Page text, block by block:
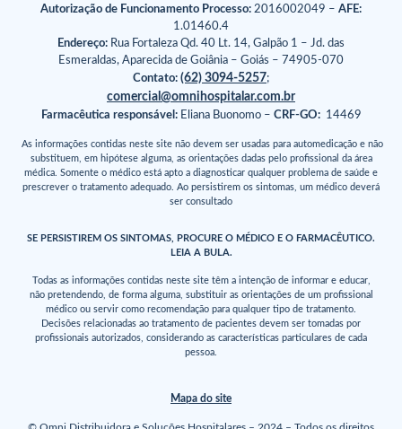
Autorização de Funcionamento Processo: 2016002049 – AFE:
1.01460.4
Endereço: Rua Fortaleza Qd. 40 Lt. 14, Galpão 1 – Jd. das
Esmeraldas, Aparecida de Goiânia – Goiás – 74905-070
Contato: (62) 3094-5257;
comercial@omnihospitalar.com.br
Farmacêutica responsável:Eliana Buonomo – CRF-GO:14469
As informações contidas neste site não devem ser usadas para automedicação e não
substituem, em hipótese alguma, as orientações dadas pelo profissional da área
médica. Somente o médico está apto a diagnosticar qualquer problema de saúde e
prescrever o tratamento adequado. Ao persistirem os sintomas, um médico deverá
ser consultado
SE PERSISTIREM OS SINTOMAS, PROCURE O MÉDICO E O FARMACÊUTICO.
LEIA A BULA.
Todas as informações contidas neste site têm a intenção de informar e educar,
não pretendendo, de forma alguma, substituir as orientações de um profissional
médico ou servir como recomendação para qualquer tipo de tratamento.
Decisões relacionadas ao tratamento de pacientes devem ser tomadas por
profissionais autorizados, considerando as características particulares de cada
pessoa.
Mapa do site